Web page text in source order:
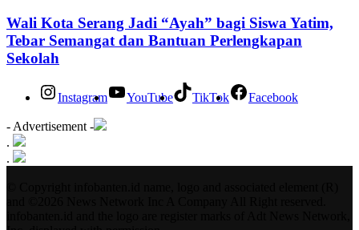
Wali Kota Serang Jadi “Ayah” bagi Siswa Yatim,
Tebar Semangat dan Bantuan Perlengkapan
Sekolah
Instagram YouTube TikTok Facebook
- Advertisement -
.
.